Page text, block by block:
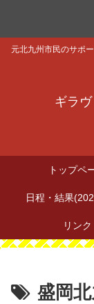
元北九州市民のサポ
ギラ
トップペ
日程・結果
リンク
盛岡北